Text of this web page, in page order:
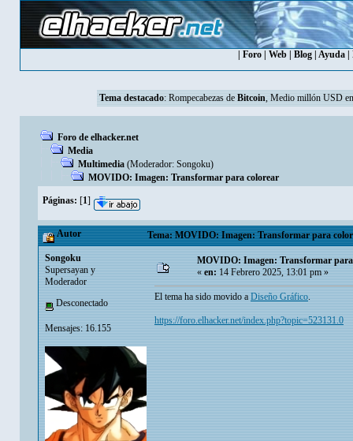
Foro| Web| Blog| Ayuda|
Tema destacado: Rompecabezas de Bitcoin, Medio millón USD
Foro de elhacker.net
Media
Multimedia (Moderador: Songoku)
MOVIDO: Imagen: Transformar para colorear
Páginas: [1]
Autor Tema: MOVIDO: Imagen: Transformar para
Songoku
Supersayan y
Moderador
Desconectado
Mensajes: 16.155
MOVIDO: Imagen: Transformar
«en:14 Febrero 2025, 13:01 pm »
El tema ha sido movido aDiseño Gráfico.
https://foro.elhacker.net/index.php?topic=523131.0